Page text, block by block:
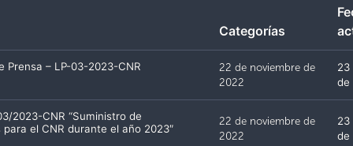
Categorías
Prensa – LP-03-2023-CNR
22 de noviembre de
2022
23
de
2023-CNR “Suministro de
el CNR durante el año 2023″
22 de noviembre de
2022
23
de